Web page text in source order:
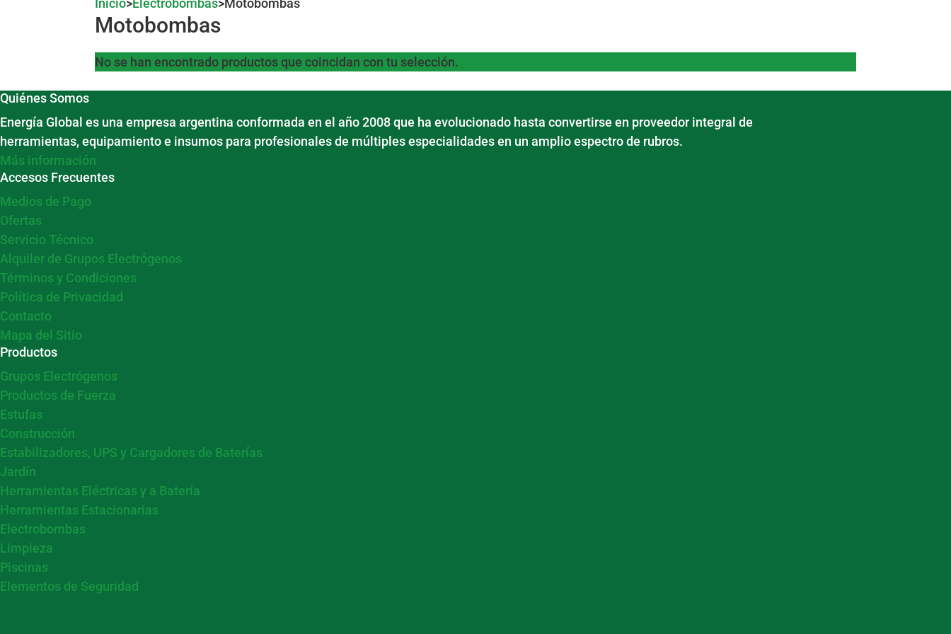
Inicio>Electrobombas>Motobombas
Motobombas
No se han encontrado productos que coincidan con tu selección.
Quiénes Somos
Energía Global es una empresa argentina conformada en el año 2008 que ha evolucionado hasta convertirse en proveedor integral de
herramientas, equipamiento e insumos para profesionales de múltiples especialidades en un amplio espectro de rubros.
Más información
Accesos Frecuentes
Medios de Pago
Ofertas
Servicio Técnico
Alquiler de Grupos Electrógenos
Términos y Condiciones
Política de Privacidad
Contacto
Mapa del Sitio
Productos
Grupos Electrógenos
Productos de Fuerza
Estufas
Construcción
Estabilizadores, UPS y Cargadores de Baterías
Jardín
Herramientas Eléctricas y a Batería
Herramientas Estacionarias
Electrobombas
Limpieza
Piscinas
Elementos de Seguridad